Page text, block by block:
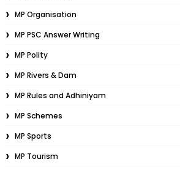
MP Organisation
MP PSC Answer Writing
MP Polity
MP Rivers & Dam
MP Rules and Adhiniyam
MP Schemes
MP Sports
MP Tourism